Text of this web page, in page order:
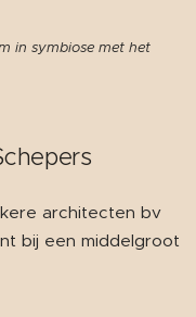
in symbiose met het
architecten bv
bij een middelgroot